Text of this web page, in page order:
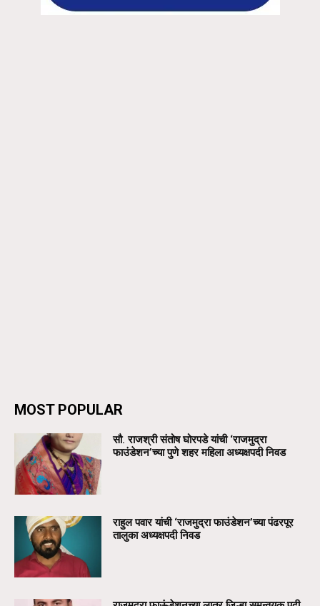
MOST POPULAR
सौ. राजश्री संतोष घोरपडे यांची ‘राजमुद्रा
फाउंडेशन’च्या पुणे शहर महिला अध्यक्षपदी निवड
राहुल पवार यांची ‘राजमुद्रा फाउंडेशन’च्या पंढरपूर
तालुका अध्यक्षपदी निवड